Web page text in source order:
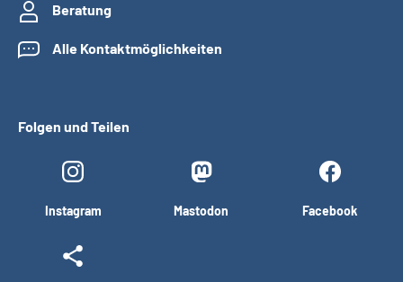
Beratung
Alle Kontaktmöglichkeiten
Folgen und Teilen
Instagram Mastodon Facebook